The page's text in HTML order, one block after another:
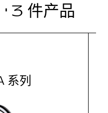
3 件产品
系列